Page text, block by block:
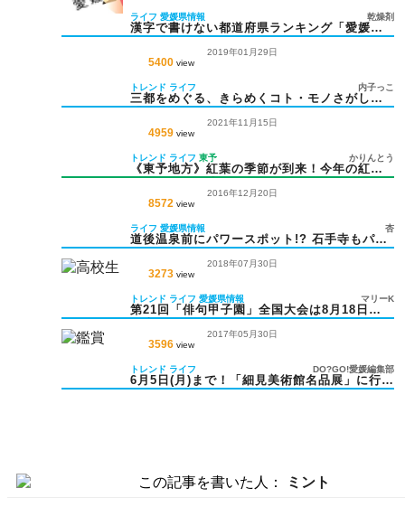
漢字で書けない都道府県ランキング「愛媛」
ライフ 愛媛県情報 乾燥剤
5400 view
2019年01月29日
三都をめぐる、きらめくコト・モノさがし
トレンド ライフ 内子っこ
4959 view
2021年11月15日
《東予地方》紅葉の季節が到来！今年の紅葉
トレンド ライフ 東予 かりんとう
8572 view
2016年12月20日
道後温泉前にパワースポット!? 石手寺もパワ
ライフ 愛媛県情報 杏
3273 view
2018年07月30日
第21回「俳句甲子園」全国大会は8月18日
トレンド ライフ 愛媛県情報 マリーK
3596 view
2017年05月30日
6月5日(月)まで！「細見美術館名品展」に行っ
トレンド ライフ DO?GO!愛媛編集部
この記事を書いた人： ミント